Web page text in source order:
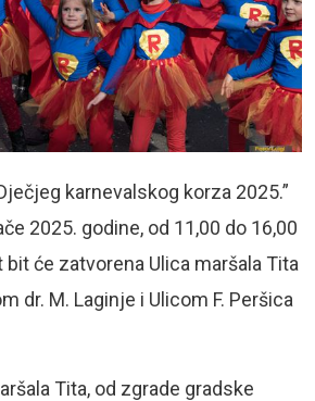
karnevalskog korza 2025.”
2025. godine, od 11,00 do 16,00
će zatvorena Ulica maršala Tita
dr. M. Laginje i Ulicom F. Peršica
Tita, od zgrade gradske